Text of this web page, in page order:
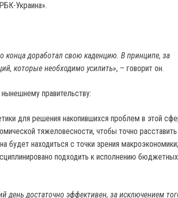
Украина».
конца доработал свою каденцию. В принципе, за
которые необходимо усилить», – говорит он.
правительству:
для решения накопившихся проблем в этой
тяжеловесности, чтобы точно
будет находиться с точки зрения макроэкономики;
подходить к исполнению бюджетных
день достаточно эффективен, за исключением